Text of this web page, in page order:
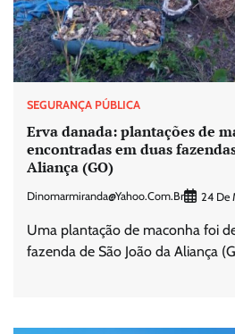
SEGURANÇA PÚBLICA
Erva danada: plantações de
encontradas em duas
Aliança (GO)
Dinomarmiranda@yahoo.com.br 24 De
Uma plantação de maconha foi
fazenda de São João da Aliança